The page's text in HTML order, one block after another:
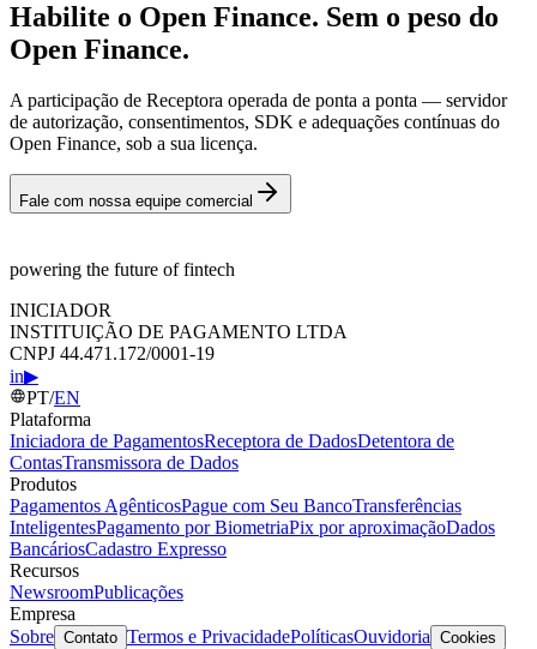
Habilite o Open Finance. Sem o peso do
Open Finance.
A participação de Receptora operada de ponta a ponta — servidor
de autorização, consentimentos, SDK e adequações contínuas do
Open Finance, sob a sua licença.
Fale com nossa equipe comercial
powering the future of fintech
INICIADOR
INSTITUIÇÃO DE PAGAMENTO LTDA
CNPJ 44.471.172/0001-19
in▶
PT/EN
Plataforma
Iniciadora de PagamentosReceptora de DadosDetentora de
ContasTransmissora de Dados
Produtos
Pagamentos AgênticosPague com Seu BancoTransferências
InteligentesPagamento por BiometriaPix por aproximaçãoDados
BancáriosCadastro Expresso
Recursos
NewsroomPublicações
Empresa
Sobre Contato Termos e PrivacidadePolíticasOuvidoria Cookies